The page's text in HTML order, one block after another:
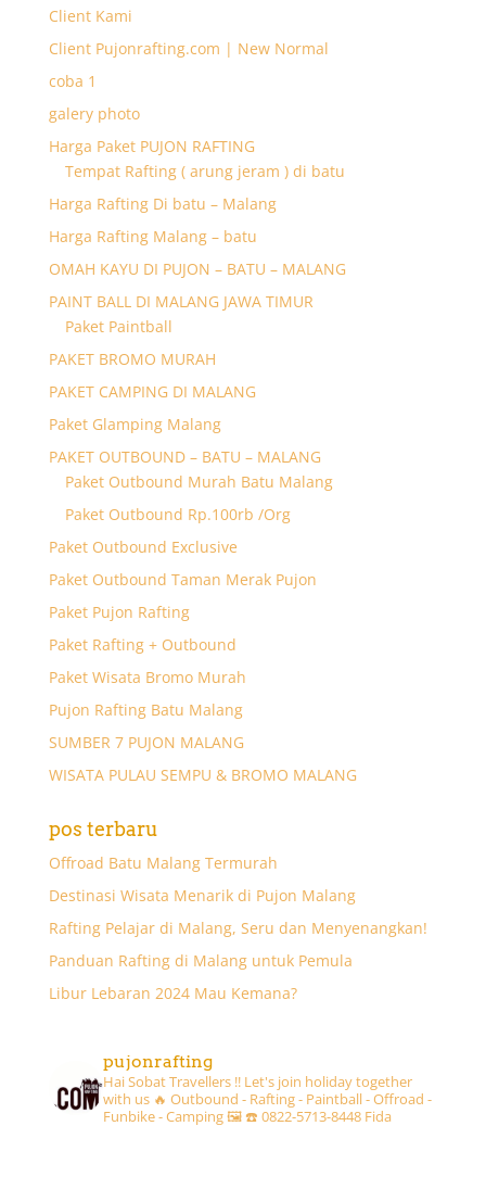
Client Kami
Client Pujonrafting.com | New Normal
coba 1
galery photo
Harga Paket PUJON RAFTING
Tempat Rafting ( arung jeram ) di batu
Harga Rafting Di batu – Malang
Harga Rafting Malang – batu
OMAH KAYU DI PUJON – BATU – MALANG
PAINT BALL DI MALANG JAWA TIMUR
Paket Paintball
PAKET BROMO MURAH
PAKET CAMPING DI MALANG
Paket Glamping Malang
PAKET OUTBOUND – BATU – MALANG
Paket Outbound Murah Batu Malang
Paket Outbound Rp.100rb /Org
Paket Outbound Exclusive
Paket Outbound Taman Merak Pujon
Paket Pujon Rafting
Paket Rafting + Outbound
Paket Wisata Bromo Murah
Pujon Rafting Batu Malang
SUMBER 7 PUJON MALANG
WISATA PULAU SEMPU & BROMO MALANG
pos terbaru
Offroad Batu Malang Termurah
Destinasi Wisata Menarik di Pujon Malang
Rafting Pelajar di Malang, Seru dan Menyenangkan!
Panduan Rafting di Malang untuk Pemula
Libur Lebaran 2024 Mau Kemana?
pujonrafting
Hai Sobat Travellers !! Let's join holiday together
with us 🔥 Outbound - Rafting - Paintball - Offroad -
Funbike - Camping 🖼☎️ 0822-5713-8448 Fida